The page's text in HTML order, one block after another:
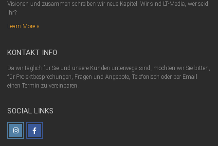
Visionen und zusammen schreiben wir neue Kapitel. Wir sind LT-Media, wer seid
Ihr?
Learn More »
KONTAKT INFO
Da wir täglich für Sie und unsere Kunden unterwegs sind, möchten wir Sie bitten,
für Projektbesprechungen, Fragen und Angebote, Telefonisch oder per Email
einen Termin zu vereinbaren.
SOCIAL LINKS